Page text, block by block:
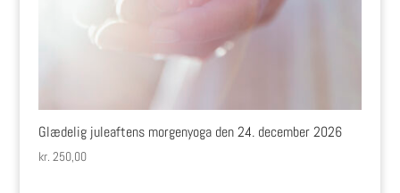
Glædelig juleaftens morgenyoga den 24. december 2026
kr. 250,00